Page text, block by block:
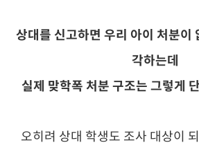
상대를 신고하면 우리 아이 처분이
각하는데
실제 맞학폭 처분 구조는 그렇게
오히려 상대 학생도 조사 대상이